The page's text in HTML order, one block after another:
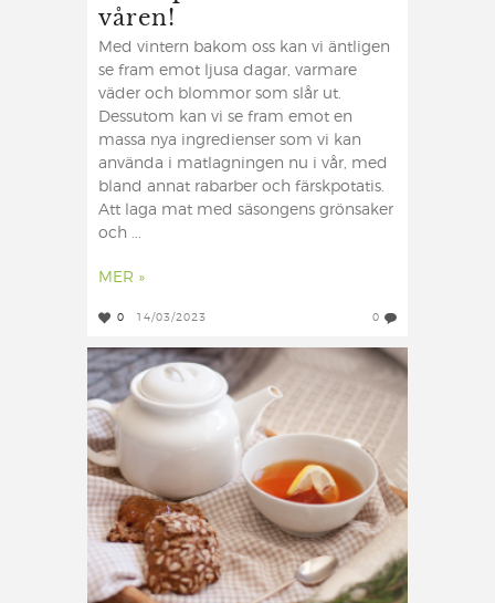
våren!
Med vintern bakom oss kan vi äntligen
se fram emot ljusa dagar, varmare
väder och blommor som slår ut.
Dessutom kan vi se fram emot en
massa nya ingredienser som vi kan
använda i matlagningen nu i vår, med
bland annat rabarber och färskpotatis.
Att laga mat med säsongens grönsaker
och ...
MER »
0 14/03/2023 0